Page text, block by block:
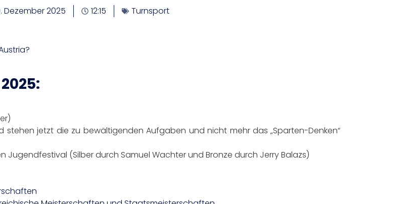
Dezember 2025 12:15 Turnsport
stehen jetzt die zu bewältigenden Aufgaben und nicht mehr das „Sparten-Denken“
Jugendfestival (Silber durch Samuel Wachter und Bronze durch Jerry Balazs)